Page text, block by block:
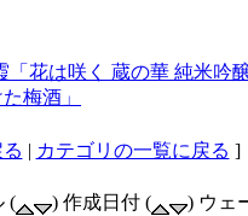
「花は咲く 蔵の華 純米吟醸
梅酒」
る | カテゴリの一覧に戻る ]
( ) 作成日付 ( ) ウェ